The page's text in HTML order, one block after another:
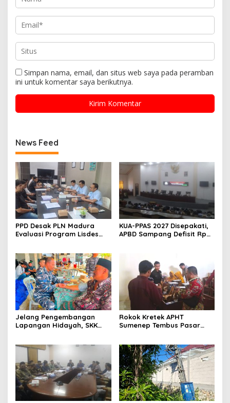
Simpan nama, email, dan situs web saya pada peramban
ini untuk komentar saya berikutnya.
News Feed
PPD Desak PLN Madura
Evaluasi Program Lisdes
KUA-PPAS 2027 Disepakati,
APBD Sampang Defisit Rp
Jelang Pengembangan
Lapangan Hidayah, SKK
Nelayan Sampang
Rokok Kretek APHT
Sumenep Tembus Pasar